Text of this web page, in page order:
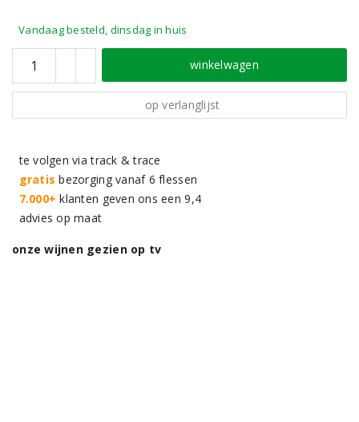
Vandaag besteld, dinsdag in huis
winkelwagen
op verlanglijst
te volgen via track & trace
gratis bezorging vanaf 6 flessen
7.000+ klanten geven ons een 9,4
advies op maat
onze wijnen gezien op tv